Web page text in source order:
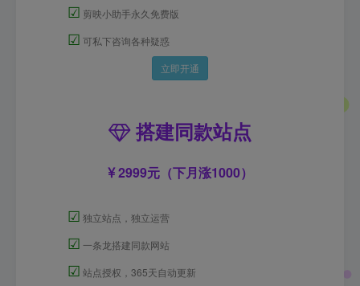
☑ 剪映小助手永久免费版
☑ 可私下咨询各种疑惑
立即开通
搭建同款站点
2999元（下月涨1000）
☑ 独立站点，独立运营
☑ 一条龙搭建同款网站
☑ 站点授权，365天自动更新